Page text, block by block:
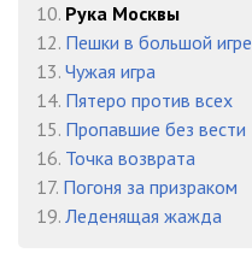
02-05
02-06
02-07
02-08
02-09
10. Рука Москвы
12. Пешки в большой игре
13. Чужая игра
14. Пятеро против всех
15. Пропавшие без вести
16. Точка возврата
17. Погоня за призраком
19. Леденящая жажда